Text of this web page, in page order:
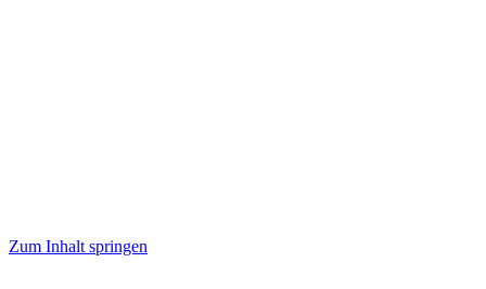
Zum Inhalt springen